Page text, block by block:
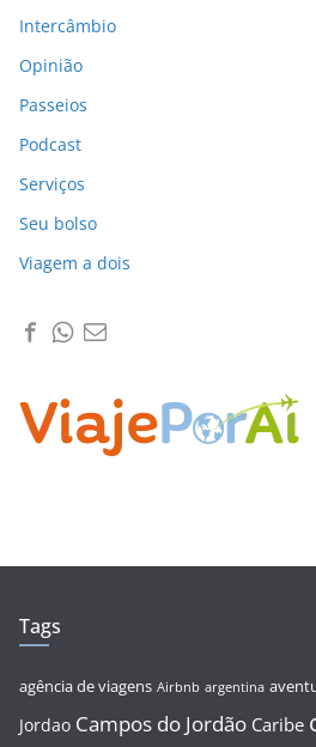
Intercâmbio
Opinião
Passeios
Podcast
Serviços
Seu bolso
Viagem a dois
Tags
agência de viagens Airbnb argentina
Jordao Campos do Jordão Caribe